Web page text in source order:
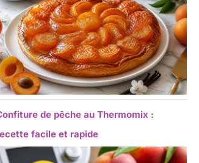
de pêche au Thermomix :
facile et rapide